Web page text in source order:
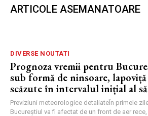
ARTICOLE ASEMANATOARE
DIVERSE NOUTATI
Prognoza vremii pentru
sub formă de ninsoare,
scăzute în intervalul inițial al
Previziuni meteorologice detaliateÎn primele
Bucureștiul va fi afectat de un front de aer rece,